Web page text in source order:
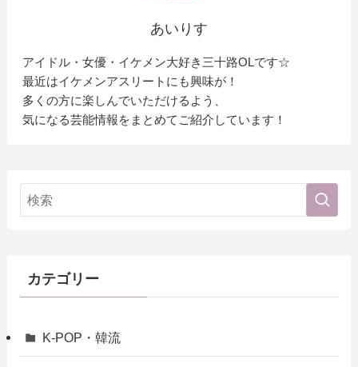
あいりす
アイドル・女優・イケメン大好き三十路OLです☆
最近はイケメンアスリートにも興味が！
多くの方に楽しんでいただけるよう、
気になる芸能情報をまとめてご紹介しています！
カテゴリー
K-POP・韓流